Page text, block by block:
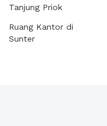
Tanjung Priok
Ruang Kantor di
Sunter